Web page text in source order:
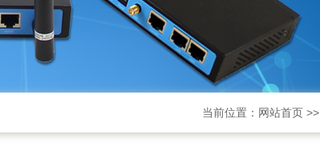
当前位置： 网站首页>>